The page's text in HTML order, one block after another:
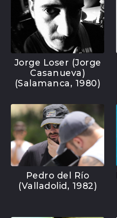
Jorge Loser (Jorge
Casanueva)
(Salamanca, 1980)
Pedro del Río
(Valladolid, 1982)